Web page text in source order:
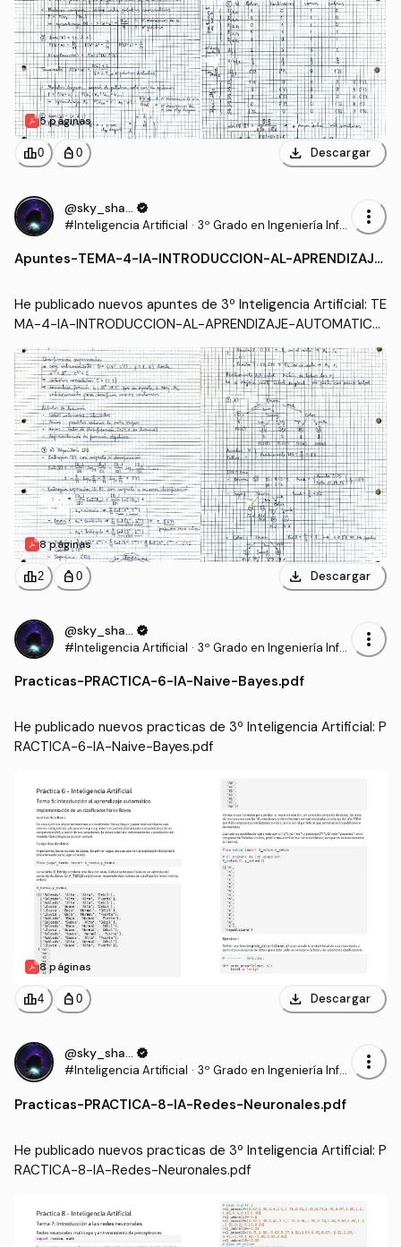
5 páginas
leaderboard0 personal_bag 0 download Descargar
@sky_shadow
verified
#Inteligencia Artificial · 3º Grado en Ingeniería Infor
ware (US)
more_vert
Apuntes-TEMA-4-IA-INTRODUCCION-AL-APRENDIZAJE
He publicado nuevos apuntes de 3º Inteligencia Artificial: TE
MA-4-IA-INTRODUCCION-AL-APRENDIZAJE-AUTOMATICO
-Teoria-y-Ejercicios.pdf
8 páginas
leaderboard2 personal_bag 0 download Descargar
@sky_shadow
verified
#Inteligencia Artificial · 3º Grado en Ingeniería Infor
ware (US)
more_vert
Practicas-PRACTICA-6-IA-Naive-Bayes.pdf
He publicado nuevos practicas de 3º Inteligencia Artificial: P
RACTICA-6-IA-Naive-Bayes.pdf
8 páginas
leaderboard4 personal_bag 0 download Descargar
@sky_shadow
verified
#Inteligencia Artificial · 3º Grado en Ingeniería Infor
ware (US)
more_vert
Practicas-PRACTICA-8-IA-Redes-Neuronales.pdf
He publicado nuevos practicas de 3º Inteligencia Artificial: P
RACTICA-8-IA-Redes-Neuronales.pdf